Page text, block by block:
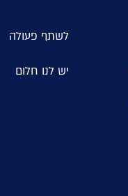
לשתף פעולה
יש לנו חלום